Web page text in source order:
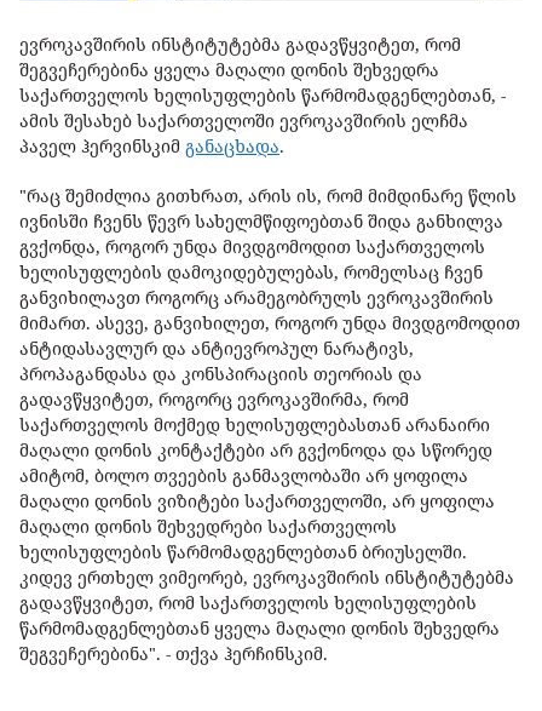
ევროკავშირის ინსტიტუტებმა გადავწყვიტეთ, რომ
შეგვეჩერებინა ყველა მაღალი დონის შეხვედრა
საქართველოს ხელისუფლების წარმომადგენლებთან, -
ამის შესახებ საქართველოში ევროკავშირის ელჩმა
პაველ ჰერვინსკიმ განაცხადა.
"რაც შემიძლია გითხრათ, არის ის, რომ მიმდინარე წლის
ივნისში ჩვენს წევრ სახელმწიფოებთან შიდა განხილვა
გვქონდა, როგორ უნდა მივდგომოდით საქართველოს
ხელისუფლების დამოკიდებულებას, რომელსაც ჩვენ
განვიხილავთ როგორც არამეგობრულს ევროკავშირის
მიმართ. ასევე, განვიხილეთ, როგორ უნდა მივდგომოდით
ანტიდასავლურ და ანტიევროპულ ნარატივს,
პროპაგანდასა და კონსპირაციის თეორიას და
გადავწყვიტეთ, როგორც ევროკავშირმა, რომ
საქართველოს მოქმედ ხელისუფლებასთან არანაირი
მაღალი დონის კონტაქტები არ გვქონოდა და სწორედ
ამიტომ, ბოლო თვეების განმავლობაში არ ყოფილა
მაღალი დონის ვიზიტები საქართველოში, არ ყოფილა
მაღალი დონის შეხვედრები საქართველოს
ხელისუფლების წარმომადგენლებთან ბრიუსელში.
კიდევ ერთხელ ვიმეორებ, ევროკავშირის ინსტიტუტებმა
გადავწყვიტეთ, რომ საქართველოს ხელისუფლების
წარმომადგენლებთან ყველა მაღალი დონის შეხვედრა
შეგვეჩერებინა". - თქვა ჰერჩინსკიმ.